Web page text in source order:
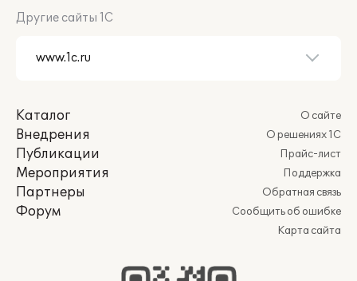
Другие сайты 1С
Каталог
Внедрения
Публикации
Мероприятия
Партнеры
Форум
О сайте
О решениях 1С
Прайс-лист
Поддержка
Обратная связь
Сообщить об ошибке
Карта сайта